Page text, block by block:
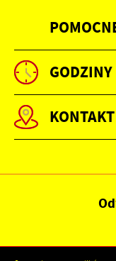
GODZINY
KONTAKT